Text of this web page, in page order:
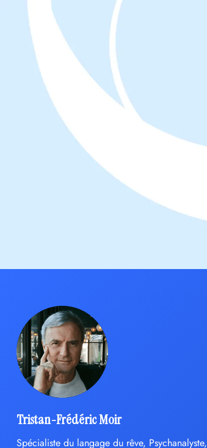
Tristan-Frédéric Moir
Spécialiste du langage du rêve, Psychanalyste,